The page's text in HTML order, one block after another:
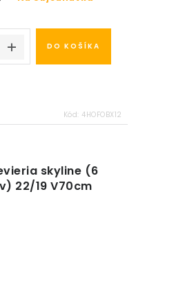
DO KOŠÍKA
Kód: 4HOFOBX12
skyline (6
22/19 V70cm